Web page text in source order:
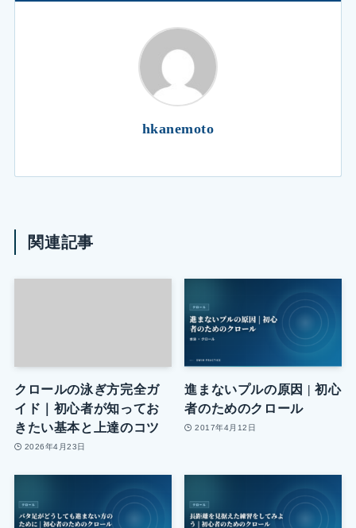
hkanemoto
関連記事
クロールの泳ぎ方完全ガ
イド｜初心者が知ってお
きたい基本と上達のコツ
2026年4月23日
進まないプルの原因 | 初心
者のためのクロール
2017年4月12日